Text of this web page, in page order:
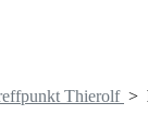
Thierolf >